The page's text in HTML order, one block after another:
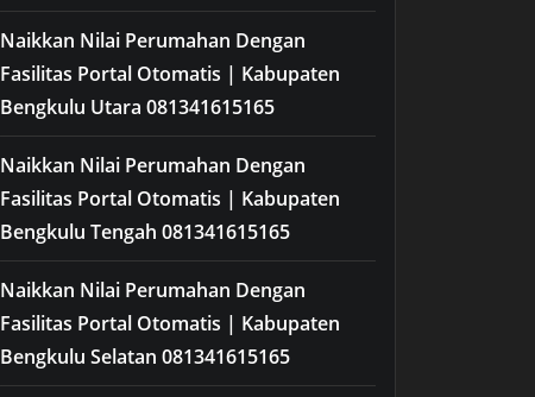
Naikkan Nilai Perumahan Dengan
Fasilitas Portal Otomatis | Kabupaten
Bengkulu Utara 081341615165
Naikkan Nilai Perumahan Dengan
Fasilitas Portal Otomatis | Kabupaten
Bengkulu Tengah 081341615165
Naikkan Nilai Perumahan Dengan
Fasilitas Portal Otomatis | Kabupaten
Bengkulu Selatan 081341615165